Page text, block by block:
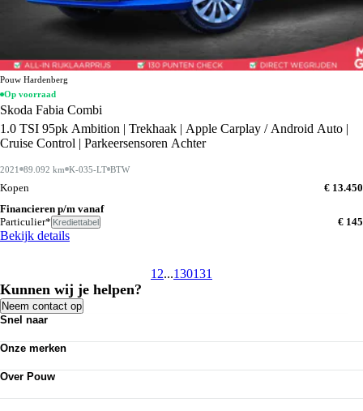
Pouw Hardenberg
Op voorraad
Skoda Fabia Combi
1.0 TSI 95pk Ambition | Trekhaak | Apple Carplay / Android Auto |
Cruise Control | Parkeersensoren Achter
2021 89.092 km K-035-LT BTW
Kopen
€ 13.450
Financieren p/m vanaf
Particulier* Krediettabel € 145
Bekijk details
1 2...130131
Kunnen wij je helpen?
Neem contact op
Snel naar
Bedrijfswagens
Nieuws
Vestigingen
Onze merken
Audi
Škoda
Over Pouw